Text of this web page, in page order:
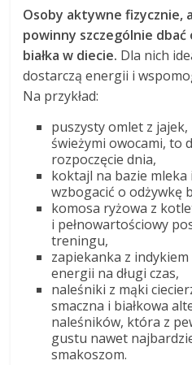
Osoby aktywne fizycznie,
powinny szczególnie
białka w diecie. Dla nich
dostarczą energii i
Na przykład:
puszysty omlet z
świeżymi owocami, to
rozpoczęcie dnia,
koktajl na bazie mleka
wzbogacić o odżywkę
komosa ryżowa z
i pełnowartościowy
treningu,
zapiekanka z
energii na długi czas,
naleśniki z mąki
smaczna i białkowa
naleśników, która z
gustu nawet
smakoszom.